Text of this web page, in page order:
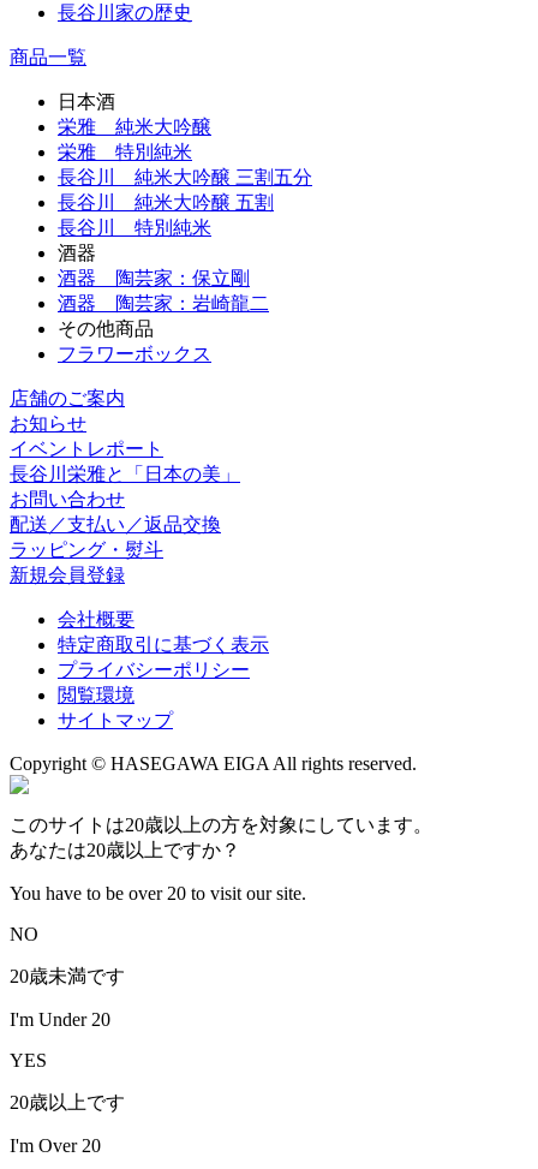
長谷川家の歴史
商品一覧
日本酒
栄雅 純米大吟醸
栄雅 特別純米
長谷川 純米大吟醸 三割五分
長谷川 純米大吟醸 五割
長谷川 特別純米
酒器
酒器 陶芸家：保立剛
酒器 陶芸家：岩崎龍二
その他商品
フラワーボックス
店舗のご案内
お知らせ
イベントレポート
長谷川栄雅と「日本の美」
お問い合わせ
配送／支払い／返品交換
ラッピング・熨斗
新規会員登録
会社概要
特定商取引に基づく表示
プライバシーポリシー
閲覧環境
サイトマップ
Copyright © HASEGAWA EIGA All rights reserved.
このサイトは20歳以上の方を対象にしています。
あなたは20歳以上ですか？
You have to be over 20 to visit our site.
NO
20歳未満です
I'm Under 20
YES
20歳以上です
I'm Over 20